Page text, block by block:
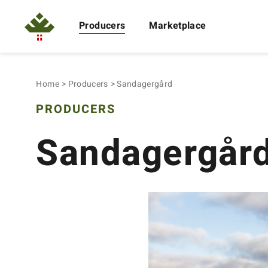
Producers Marketplace
Home Producers Sandagergård
PRODUCERS